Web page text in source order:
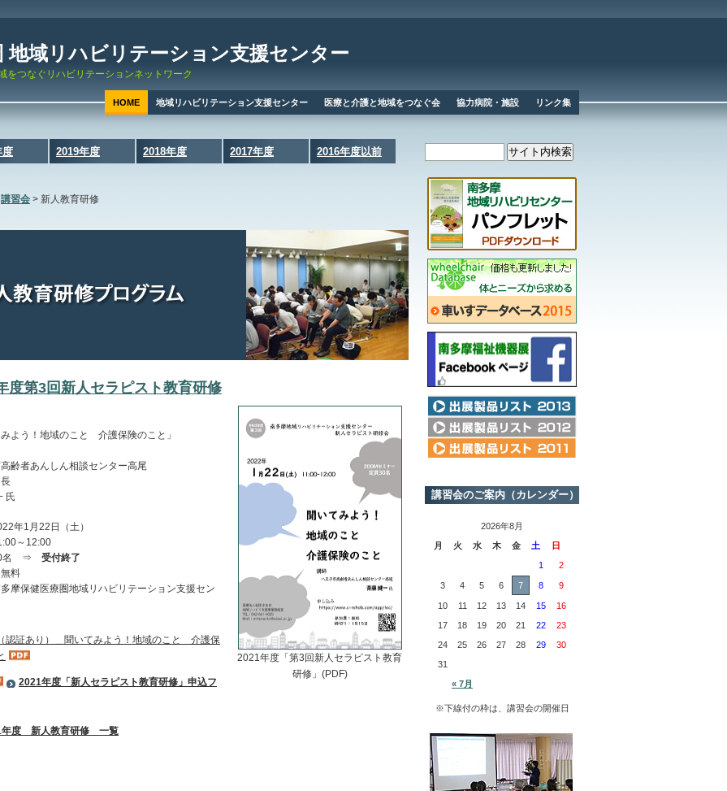
地域リハビリテーション支援センター
つなぐリハビリテーションネットワーク
HOME 地域リハビリテーション支援センター 医療と介護と地域をつなぐ会 協力病院・施設 リンク集
度 2019年度 2018年度 2017年度 2016年度以前
講習会 > 新人教育研修
度第3回新人セラピスト教育研修
2021年度「第3回新人セラピスト教育
研修」(PDF)
みよう！地域のこと 介護保険のこと」
齢者あんしん相談センター高尾
氏
年1月22日（土）
～12:00
名 ⇒ 受付終了
料
摩保健医療圏地域リハビリテーション支援セン
認証あり）＿聞いてみよう！地域のこと 介護保
2021年度「新人セラピスト教育研修」申込フ
年度 新人教育研修 一覧
講習会のご案内（カレンダー）
2026年8月
月
火 水 木 金 土 日
« 7月
1 2
3 4 5 6 7 8 9
10 11 12 13 14 15
16
17
18 19 20 21 22
23
24
25 26 27 28 29
30
31
※下線付の枠は、講習会の開催日